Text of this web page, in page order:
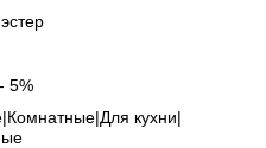
5%
кухни|